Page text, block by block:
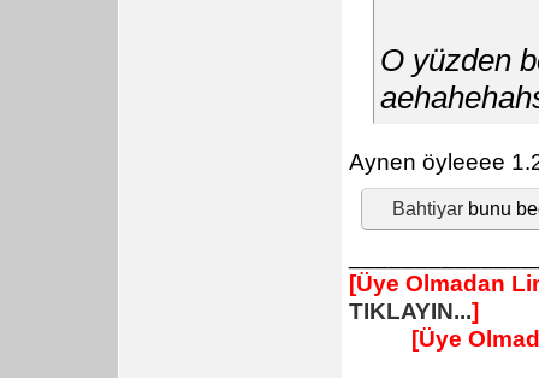
O yüzden
Aynen öyleeee
Bahtiyar bunu
[Üye Olmadan
TIKLAYIN...]
[Üye